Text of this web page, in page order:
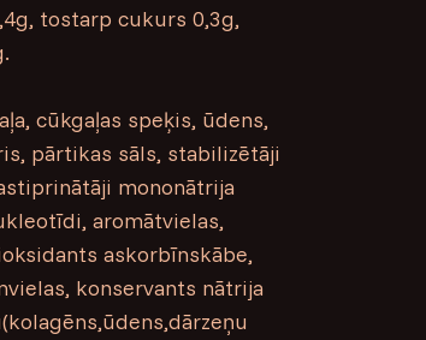
tostarp cukurs 0,3g,
cūkgaļas speķis, ūdens,
pārtikas sāls, stabilizētāji
mononātrija
aromātvielas,
askorbīnskābe,
konservants nātrija